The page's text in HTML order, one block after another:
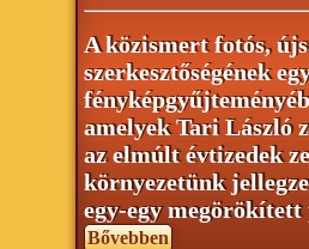
A közismert fotós,
szerkesztőségének
amelyek Tari László
az elmúlt évtizedek
környezetünk
egy-egy
Bővebben